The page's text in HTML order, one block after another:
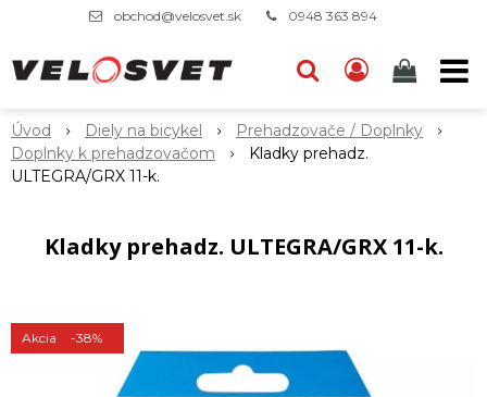
obchod@velosvet.sk 0948 363 894
Úvod Diely na bicykel
Prehadzovače / Doplnky
Doplnky k prehadzovačom
Kladky prehadz.
ULTEGRA/GRX 11-k.
Kladky prehadz. ULTEGRA/GRX 11-k.
Akcia -38%